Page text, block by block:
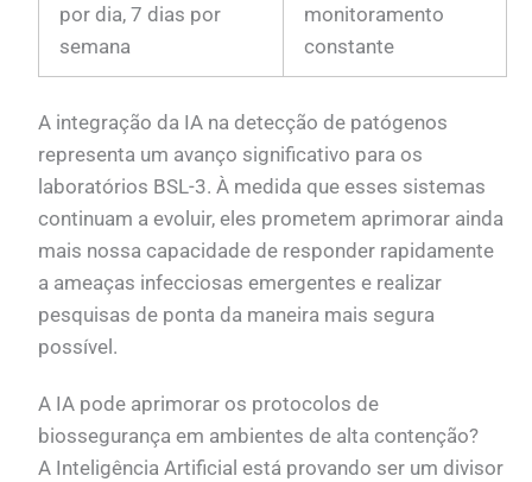
por dia, 7 dias por
semana
monitoramento
constante
A integração da IA na detecção de patógenos
representa um avanço significativo para os
laboratórios BSL-3. À medida que esses sistemas
continuam a evoluir, eles prometem aprimorar ainda
mais nossa capacidade de responder rapidamente
a ameaças infecciosas emergentes e realizar
pesquisas de ponta da maneira mais segura
possível.
A IA pode aprimorar os protocolos de
biossegurança em ambientes de alta contenção?
A Inteligência Artificial está provando ser um divisor